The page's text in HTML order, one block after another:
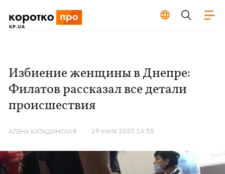
Избиение женщины в Днепре:
Филатов рассказал все детали
происшествия
АЛЕНА КАТАШИНСКАЯ 29 июля 2020 14:55